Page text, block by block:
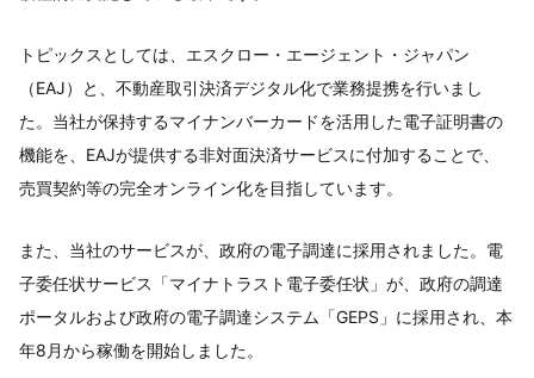
トピックスとしては、エスクロー・エージェント・ジャパン
（EAJ）と、不動産取引決済デジタル化で業務提携を行いまし
た。当社が保持するマイナンバーカードを活用した電子証明書の
機能を、EAJが提供する非対面決済サービスに付加することで、
売買契約等の完全オンライン化を目指しています。
また、当社のサービスが、政府の電子調達に採用されました。電
子委任状サービス「マイナトラスト電子委任状」が、政府の調達
ポータルおよび政府の電子調達システム「GEPS」に採用され、本
年8月から稼働を開始しました。